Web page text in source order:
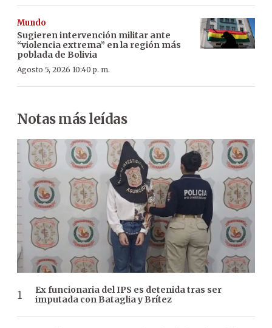
Mundo
Sugieren intervención militar ante
“violencia extrema” en la región más
poblada de Bolivia
Agosto 5, 2026 10:40 p. m.
Notas más leídas
Ex funcionaria del IPS es detenida tras ser
imputada con Bataglia y Brítez